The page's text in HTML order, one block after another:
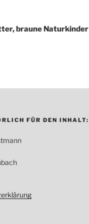
braune Naturkinder
FÜR DEN INHALT: